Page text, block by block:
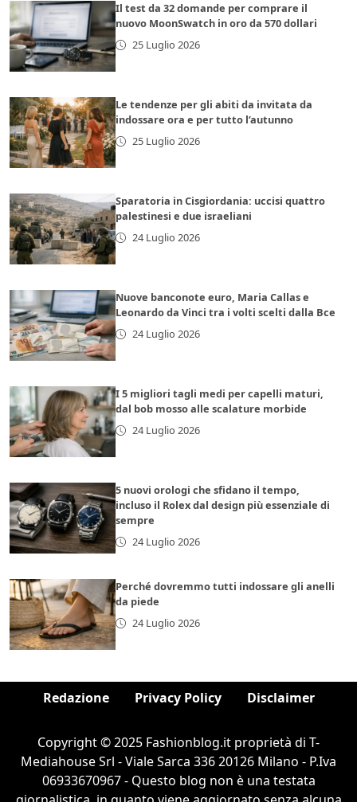
Il test da 32 domande per comprare il
nuovo MoonSwatch in oro da 570 dollari
25 Luglio 2026
Le tendenze per gli abiti da invitata da
indossare ora e per tutto l’autunno
25 Luglio 2026
Sparatoria in Cisgiordania: uccisi quattro
palestinesi e due israeliani
24 Luglio 2026
Nuove banconote euro, Maria Callas e
Leonardo da Vinci tra i volti scelti dalla Bce
24 Luglio 2026
I 5 migliori tagli medi per capelli maturi,
dal bob mosso alle scalature morbide
24 Luglio 2026
5 nuovi orologi che sfidano il tempo,
incluso il Rolex dal design più essenziale di
sempre
24 Luglio 2026
Perché dovremmo tutti indossare gli anelli
da piede
24 Luglio 2026
Redazione Privacy Policy Disclaimer
Copyright © 2025 Fashionblog.it proprietà di T-
Mediahouse Srl - Viale Sarca 336 20126 Milano - P.Iva
06933670967 - Questo blog non è una testata